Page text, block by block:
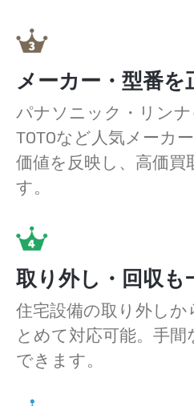
メーカー・型番を
パナソニック・リンナ
TOTOなど人気メーカ
価値を反映し、高価買
す。
取り外し・回収も
住宅設備の取り外しか
とめて対応可能。手
できます。